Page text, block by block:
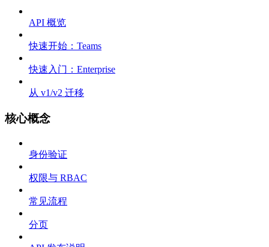
API 概览
快速开始：Teams
快速入门：Enterprise
从 v1/v2 迁移
核心概念
身份验证
权限与 RBAC
常见流程
分页